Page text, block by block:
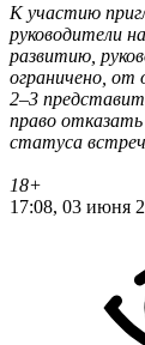
К участию
руководители
развитию,
ограничено, от
2–3
право отказать
статуса
18+
17:08, 03 июня